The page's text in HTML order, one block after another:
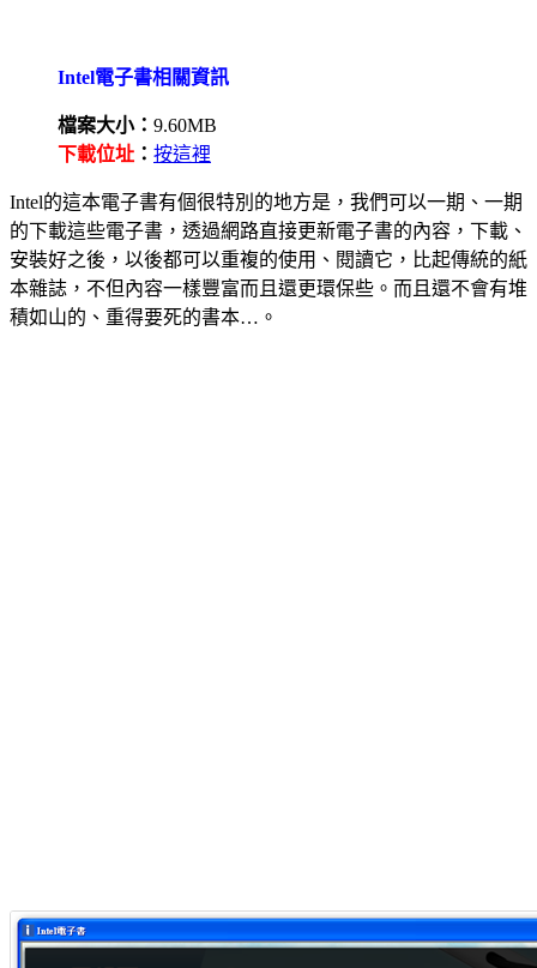
Intel電子書相關資訊
檔案大小： 9.60MB
下載位址 ： 按這裡
Intel的這本電子書有個很特別的地方是，我們可以一期、一期
的下載這些電子書，透過網路直接更新電子書的內容，下載、
安裝好之後，以後都可以重複的使用、閱讀它，比起傳統的紙
本雜誌，不但內容一樣豐富而且還更環保些。而且還不會有堆
積如山的、重得要死的書本…。